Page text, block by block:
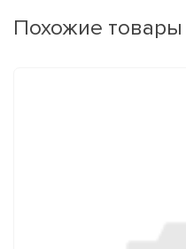
Похожие товары